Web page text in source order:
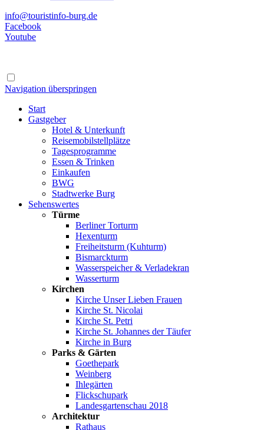
info@touristinfo-burg.de
Facebook
Youtube
Navigation überspringen
Start
Gastgeber
Hotel & Unterkunft
Reisemobilstellplätze
Tagesprogramme
Essen & Trinken
Einkaufen
BWG
Stadtwerke Burg
Sehenswertes
Türme
Berliner Torturm
Hexenturm
Freiheitsturm (Kuhturm)
Bismarckturm
Wasserspeicher & Verladekran
Wasserturm
Kirchen
Kirche Unser Lieben Frauen
Kirche St. Nicolai
Kirche St. Petri
Kirche St. Johannes der Täufer
Kirche in Burg
Parks & Gärten
Goethepark
Weinberg
Ihlegärten
Flickschupark
Landesgartenschau 2018
Architektur
Rathaus